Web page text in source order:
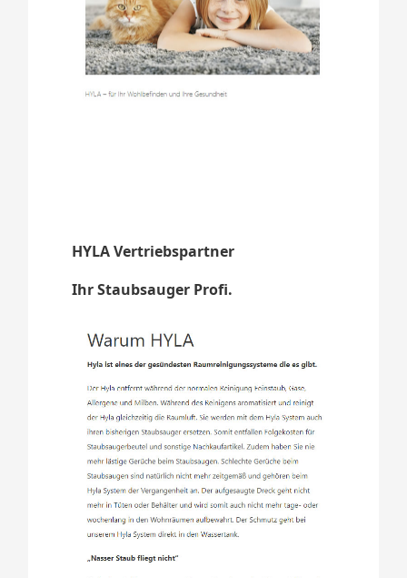
HYLA Vertriebspartner
Ihr Staubsauger Profi.